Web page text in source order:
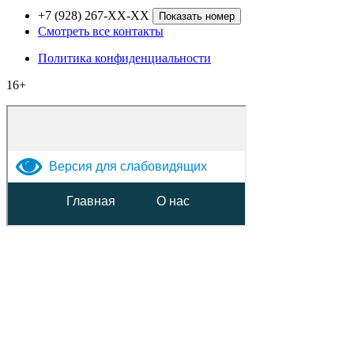
+7 (928) 267-XX-XX Показать номер
Смотреть все контакты
Политика конфиденциальности
16+